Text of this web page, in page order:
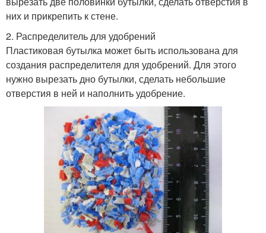
них и прикрепить к стене.
2. Распределитель для удобрений
Пластиковая бутылка может быть использована для
создания распределителя для удобрений. Для этого
нужно вырезать дно бутылки, сделать небольшие
отверстия в ней и наполнить удобрение.